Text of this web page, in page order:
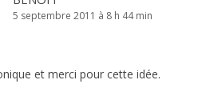
5 septembre 2011 à 8 h 44 min
et merci pour cette idée.